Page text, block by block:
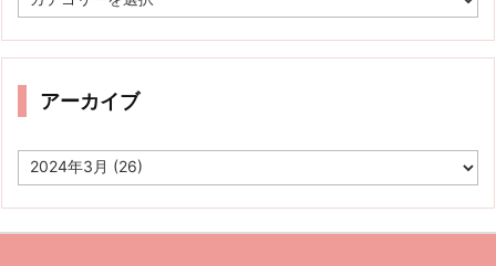
テ
リ
アーカイブ
ア
ー